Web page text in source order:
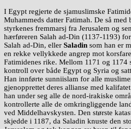
I Egypt regjerte de sjamuslimske
Muhammeds datter Fatimah. De så
styrkenes fremmarsj fra Jerusalem og
hærføreren Salah ad-Din (1137-1193)
Salah ad-Din, eller Saladin som han er
en rekke vellykkede angrep mot
Fatimidenes rike. Mellom 1171 og 1174
kontroll over både Egypt og Syria og
Han innførte sunniislam for alle
gjenopprettet deres allianse med
han under seg alle de nord-irakiske
kontrollerte alle de omkringliggende
ved Middelhavskysten. Den største
skjedde i 1187, da Saladin knuste den